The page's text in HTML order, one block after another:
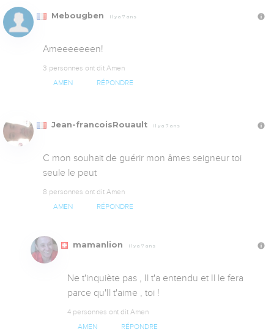
Mebougben Il y a 7 ans
Ameeeeeeen!
3 personnes ont dit Amen
AMEN RÉPONDRE
Jean-francoisRouault Il y a 7 ans
C mon souhait de guérir mon âmes seigneur toi
seule le peut
8 personnes ont dit Amen
AMEN RÉPONDRE
mamanlion Il y a 7 ans
Ne t'inquiète pas , Il t'a entendu et Il le fera
parce qu'Il t'aime , toi !
4 personnes ont dit Amen
AMEN RÉPONDRE